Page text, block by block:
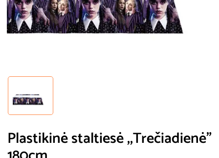
Plastikinė staltiesė ,,Trečiadienė”